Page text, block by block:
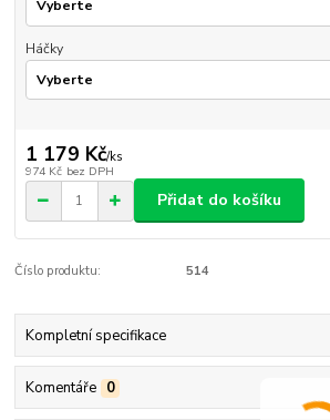
Háčky
1 179 Kč/ks
974 Kč bez DPH
Přidat do košíku
Číslo produktu: 514
Kompletní specifikace
Komentáře 0